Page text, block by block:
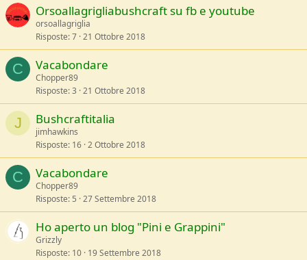
Orsoallagrigliabushcraft su fb e youtube
orsoallagriglia
Risposte 7 21 Ottobre 2018
C Vacabondare
Chopper89
Risposte 3 21 Ottobre 2018
J Bushcraftitalia
jimhawkins
Risposte 16 2 Ottobre 2018
C Vacabondare
Chopper89
Risposte 5 27 Settembre 2018
Ho aperto un blog "Pini e Grappini"
Grizzly
Risposte 10 19 Settembre 2018